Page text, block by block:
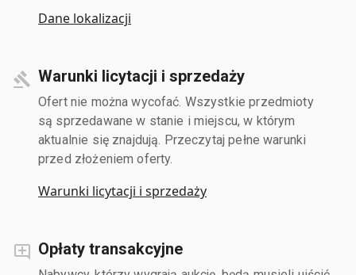
Dane lokalizacji
Warunki licytacji i sprzedaży
Ofert nie można wycofać. Wszystkie przedmioty
są sprzedawane w stanie i miejscu, w którym
aktualnie się znajdują. Przeczytaj pełne warunki
przed złożeniem oferty.
Warunki licytacji i sprzedaży
Opłaty transakcyjne